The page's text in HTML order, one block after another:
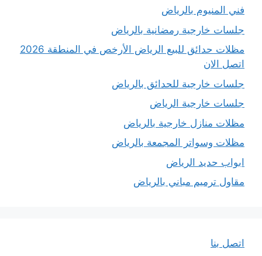
فني المنيوم بالرياض
جلسات خارجية رمضانية بالرياض
مظلات حدائق للبيع الرياض الأرخص في المنطقة 2026
اتصل الان
جلسات خارجية للحدائق بالرياض
جلسات خارجية الرياض
مظلات منازل خارجية بالرياض
مظلات وسواتر المجمعة بالرياض
ابواب حديد الرياض
مقاول ترميم مباني بالرياض
اتصل بنا